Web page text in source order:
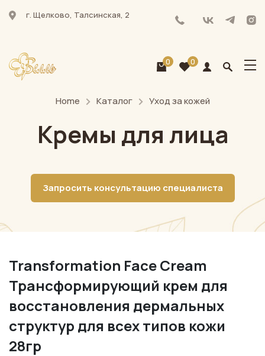
г. Щелково, Талсинская, 2
0 0
Home Каталог Уход за кожей
Кремы для лица
Запросить консультацию специалиста
Transformation Face Cream
Трансформирующий крем для
восстановления дермальных
структур для всех типов кожи
28гр